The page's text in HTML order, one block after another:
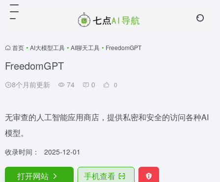
首页 • AI大模型工具 • AI聊天工具 • FreedomGPT
FreedomGPT
8个月前更新 74 0 0
无审查的人工智能应用商店，提供私密和安全的访问各种AI
模型。
收录时间： 2025-12-01
打开网站 手机查看